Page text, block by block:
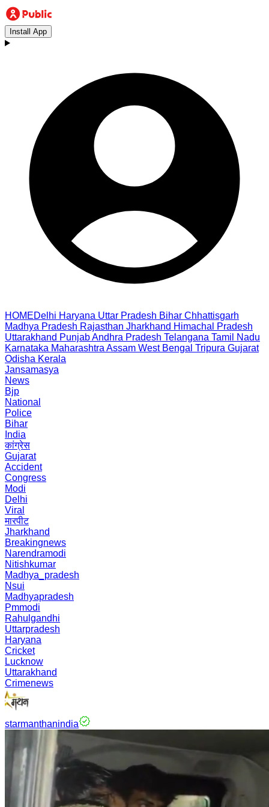
Install App
HOMEDelhi Haryana Uttar Pradesh Bihar Chhattisgarh
Madhya Pradesh Rajasthan Jharkhand Himachal Pradesh
Uttarakhand PunjabAndhra Pradesh Telangana Tamil Nadu
Karnataka Maharashtra Assam West Bengal Tripura Gujarat
Odisha Kerala
Jansamasya
News
Bjp
National
Police
Bihar
India
कांग्रेस
Gujarat
Accident
Congress
Modi
Delhi
Viral
मारपीट
Jharkhand
Breakingnews
Narendramodi
Nitishkumar
Madhya_pradesh
Nsui
Madhyapradesh
Pmmodi
Rahulgandhi
Uttarpradesh
Haryana
Cricket
Lucknow
Uttarakhand
Crimenews
starmanthanindia